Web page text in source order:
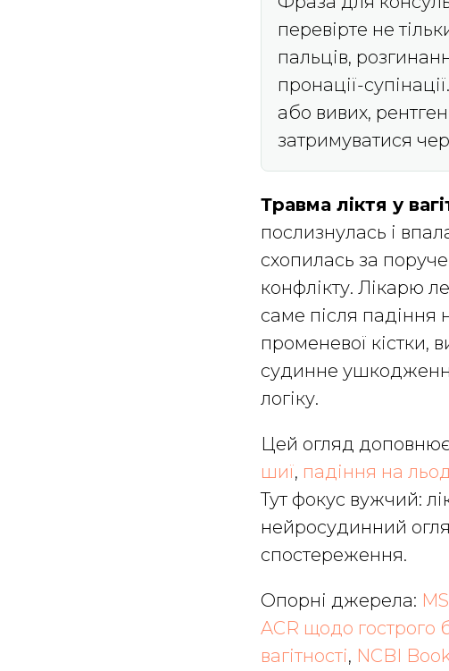
перевірте не
пальців,
пронації-
або вивих,
затримуватися
Травма ліктя у
послизнулась і
схопилась за
конфлікту. Лікарю
саме після падіння
променевої кістки,
судинне
логіку.
Цей огляд
шиї, падіння на
Тут фокус вужчий:
нейросудинний
спостереження.
Опорні джерела:
ACR щодо гострого
вагітності, NCBI